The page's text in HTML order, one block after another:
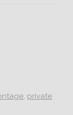
, private